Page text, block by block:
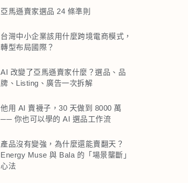
亞馬遜賣家選品 24 條準則
台灣中小企業該用什麼跨境電商模式，
轉型布局國際？
AI 改變了亞馬遜賣家什麼？選品、品
牌、Listing、廣告一次拆解
他用 AI 賣襪子，30 天做到 8000 萬
── 你也可以學的 AI 選品工作流
產品沒有變強，為什麼還能賣翻天？
Energy Muse 與 Bala 的「場景壟斷」
心法